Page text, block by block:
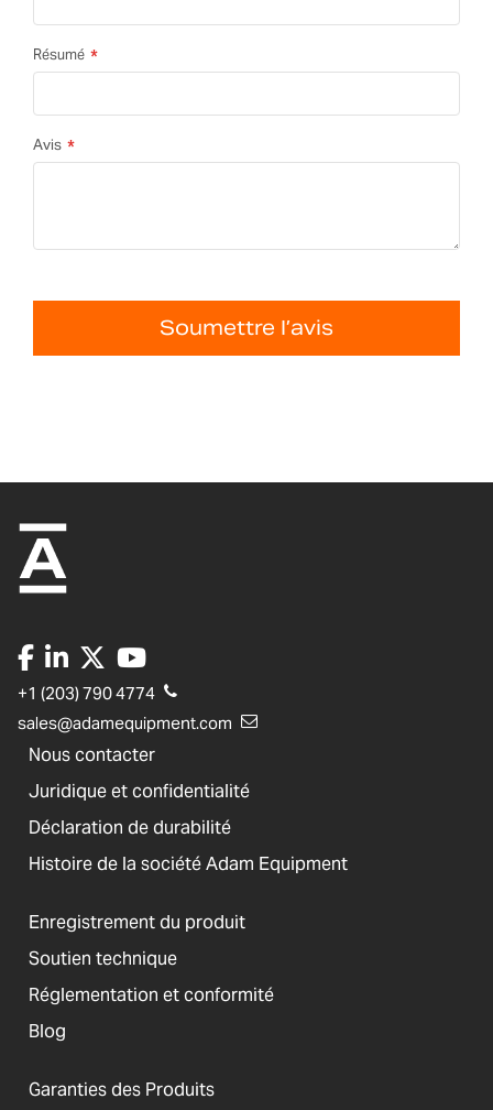
Résumé
Avis
Soumettre l’avis
+1 (203) 790 4774
sales@adamequipment.com
Nous contacter
Juridique et confidentialité
Déclaration de durabilité
Histoire de la société Adam Equipment
Enregistrement du produit
Soutien technique
Réglementation et conformité
Blog
Garanties des Produits